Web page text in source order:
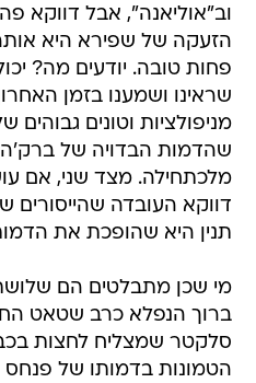
וב"אוליאנה", אבל דווקא
הזעקה של שפירא היא
פחות טובה. יודעים מה?
שראינו ושמענו בזמן
מניפולציות וטונים גבוהים
שהדמות הבדויה של
מלכתחילה. מצד שני, אם
דווקא העובדה שהייסורים
תנין היא שהופכת את
מי שכן מתבלטים הם
ברוך הנפלא כרב שטאט
סלקטר שמצליח לחצות
הטמונות בדמותו של